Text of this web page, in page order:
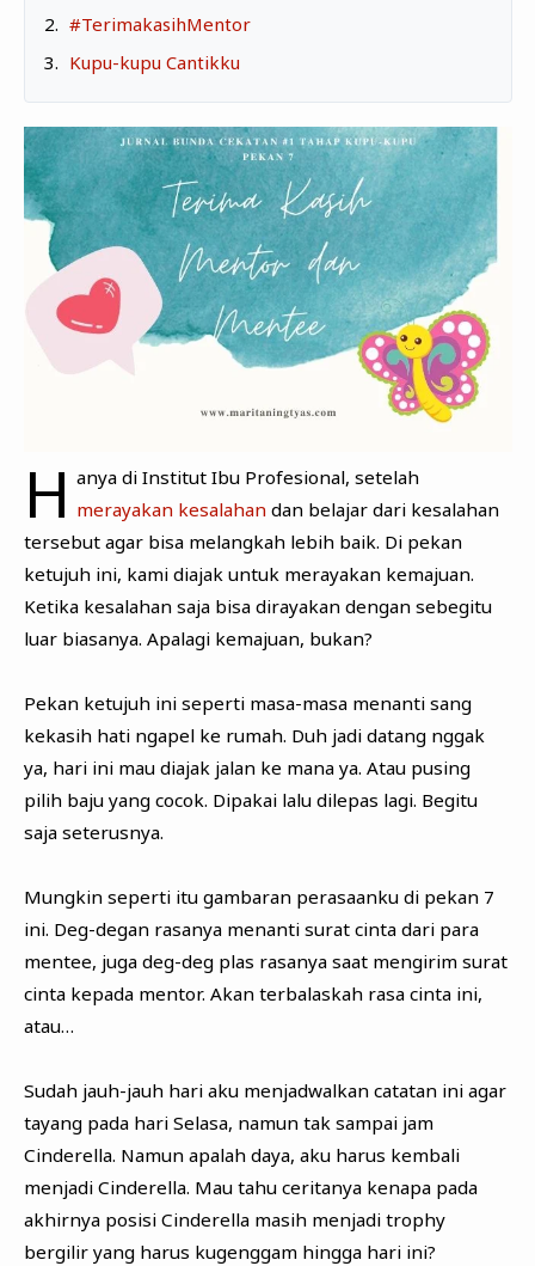
#TerimakasihMentor
Kupu-kupu Cantikku
H anya di Institut Ibu Profesional, setelah
merayakan kesalahandan belajar dari kesalahan
tersebut agar bisa melangkah lebih baik. Di pekan
ketujuh ini, kami diajak untuk merayakan kemajuan.
Ketika kesalahan saja bisa dirayakan dengan sebegitu
luar biasanya. Apalagi kemajuan, bukan?
Pekan ketujuh ini seperti masa-masa menanti sang
kekasih hati ngapel ke rumah. Duh jadi datang nggak
ya, hari ini mau diajak jalan ke mana ya. Atau pusing
pilih baju yang cocok. Dipakai lalu dilepas lagi. Begitu
saja seterusnya.
Mungkin seperti itu gambaran perasaanku di pekan 7
ini. Deg-degan rasanya menanti surat cinta dari para
mentee, juga deg-deg plas rasanya saat mengirim surat
cinta kepada mentor. Akan terbalaskah rasa cinta ini,
atau…
Sudah jauh-jauh hari aku menjadwalkan catatan ini agar
tayang pada hari Selasa, namun tak sampai jam
Cinderella. Namun apalah daya, aku harus kembali
menjadi Cinderella. Mau tahu ceritanya kenapa pada
akhirnya posisi Cinderella masih menjadi trophy
bergilir yang harus kugenggam hingga hari ini?